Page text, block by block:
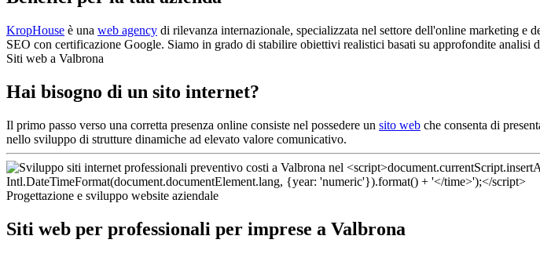
KropHouse è una web agency di rilevanza internazionale, specializzata nel settore dell'online marketing e
SEO con certificazione Google. Siamo in grado di stabilire obiettivi realistici basati su approfondite analisi
Siti web a Valbrona
Hai bisogno di un sito internet?
Il primo passo verso una corretta presenza online consiste nel possedere un sito web che consenta di
nello sviluppo di strutture dinamiche ad elevato valore comunicativo.
Progettazione e sviluppo website aziendale
Siti web per professionali per imprese a Valbrona